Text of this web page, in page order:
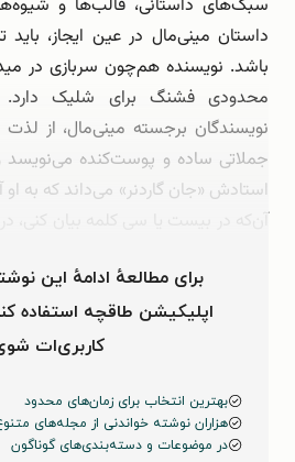
سبک‌های داستانی، قالب‌ها و
داستان مینی‌مال در عین ایجاز،
باشد. نویسنده هم‌چون سربازی در
محدودی فشنگ برای شلیک دارد.
نویسندگان برجسته مینی‌مال، از
جملاتی ساده و پوست‌کنده
استادش «جان گاردنر» می‌داند که به
برای مطالعهٔ ادامهٔ این
اپلیکیشن طاقچه استفاده
کاربری‌ات
بهترین انتخاب برای زمان‌های محدود
هزاران نوشته خواندنی از مجله‌های
در موضوعات و دسته‌بندی‌های گوناگون